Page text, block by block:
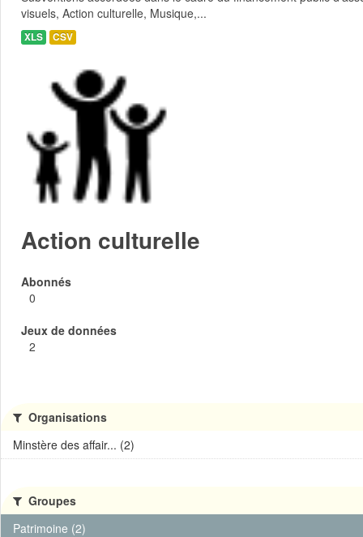
visuels, Action culturelle, Musique,...
XLS CSV
Action culturelle
Abonnés
0
Jeux de données
2
Organisations
Minstère des affair... (2)
Groupes
Patrimoine (2)